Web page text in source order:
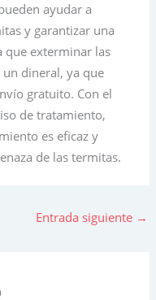
ayudar a
y garantizar una
que exterminar las
dineral, ya que
gratuito. Con el
de tratamiento,
es eficaz y
de las termitas.
Entrada siguiente →